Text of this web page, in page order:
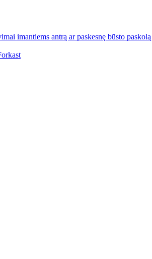
imantiems antrą ar paskesnę būsto paskolą